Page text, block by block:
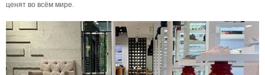
ценят во всём мире.